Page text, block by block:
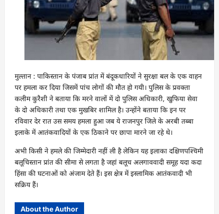
मुल्तान : पाकिस्तान के पंजाब प्रांत में बंदूकधारियों ने सुरक्षा बल के एक वाहन
पर हमला कर दिया जिसमें पांच लोगों की मौत हो गयी। पुलिस के प्रवक्ता
कलीम कुरैशी ने बताया कि मरने वालों में दो पुलिस अधिकारी, खुफिया सेवा
के दो अधिकारी तथा एक मुखबिर शामिल है। उन्होंने बताया कि इन पर
रविवार देर रात उस समय हमला हुआ जब ये राजनपुर जिले के अरबी तब्बा
इलाके में आतंकवादियों के एक ठिकाने पर छापा मारने जा रहे थे।
अभी किसी ने हमले की जिम्मेदारी नहीं ली है लेकिन यह इलाका दक्षिणपश्चिमी
बलूचिस्तान प्रांत की सीमा से लगता है जहां बलूच अलगाववादी समूह यदा कदा
हिंसा की घटनाओं को अंजाम देते हैं। इस क्षेत्र में इस्लामिक आतंकवादी भी
सक्रिय हैं।
About the Author